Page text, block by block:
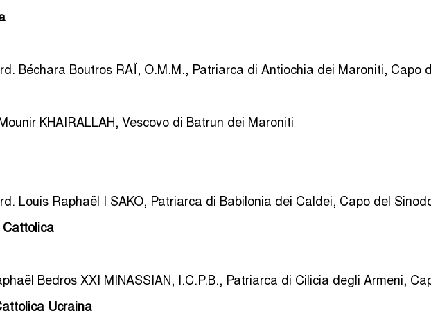
Béchara Boutros RAÏ, O.M.M., Patriarca di Antiochia dei Maroniti, Capo
KHAIRALLAH, Vescovo di Batrun dei Maroniti
Louis Raphaël I SAKO, Patriarca di Babilonia dei Caldei, Capo del
Cattolica
Bedros XXI MINASSIAN, I.C.P.B., Patriarca di Cilicia degli Armeni,
Ucraina